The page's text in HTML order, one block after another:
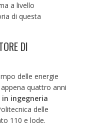
a livello
di questa
DI
delle energie
quattro anni
in ingegneria
delle
110 e lode.